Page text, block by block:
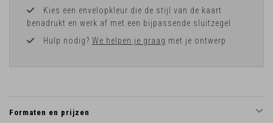
Kies een envelopkleur die de stijl van de kaart
benadrukt en werk af met een bijpassende sluitzegel
Hulp nodig? We helpen je graag met je ontwerp
Formaten en prijzen